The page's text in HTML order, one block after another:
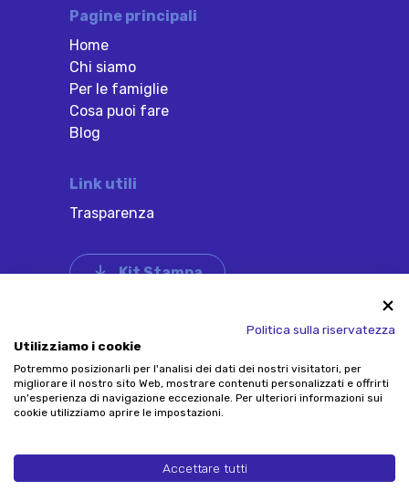
Pagine principali
Home
Chi siamo
Per le famiglie
Cosa puoi fare
Blog
Link utili
Trasparenza
Kit Stampa
Piramid
Via Craviano, 45, 12040 Govone (CN)
Tel. 333 60 64 973
C.F. 90042790049
Cookie poliicy
Banca d’Alba
Politica sulla riservatezza
Utilizziamo i cookie
Potremmo posizionarli per l'analisi dei dati dei nostri visitatori, per
migliorare il nostro sito Web, mostrare contenuti personalizzati e offrirti
un'esperienza di navigazione eccezionale. Per ulteriori informazioni sui
cookie utilizziamo aprire le impostazioni.
Accettare tutti